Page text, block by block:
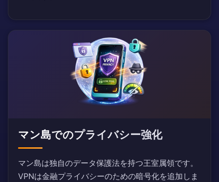
マン島でのプライバシー強化
マン島は独自のデータ保護法を持つ王室属領です。
VPNは金融プライバシーのための暗号化を追加しま